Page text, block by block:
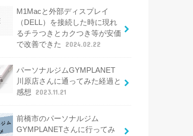
M1Macと外部ディスプレイ
（DELL）を接続した時に現れ
るチラつきとカクつき等が安価
で改善できた
2024.02.22
パーソナルジムGYMPLANET
川原店さんに通ってみた経過と
感想
2023.11.21
前橋市のパーソナルジム
GYMPLANETさんに行ってみ